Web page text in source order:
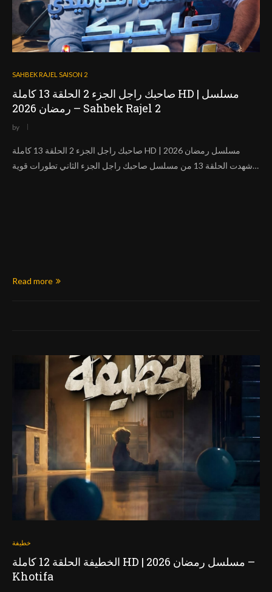
SAHBEK RAJEL SAISON 2
صاحبك راجل الجزء 2 الحلقة 13 كاملة HD | مسلسل
رمضان 2026 – Sahbek Rajel 2
by
صاحبك راجل الجزء 2 الحلقة 13 كاملة HD | مسلسل رمضان 2026
شهدت الحلقة 13 من مسلسل صاحبك راجل الجزء الثاني تطورات قوية…
Read more
خطيفة
الخطيفة الحلقة 12 كاملة HD | مسلسل رمضان 2026 –
Khotifa